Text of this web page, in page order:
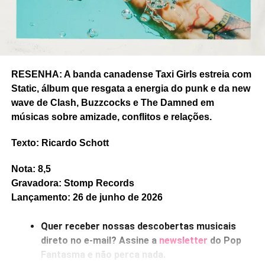
THE MURDER CAPITAL
THEY ARE GUTTING A LOT OF WATER
RESENHA: A banda canadense Taxi Girls estreia com
Static, álbum que resgata a energia do punk e da new
wave de Clash, Buzzcocks e The Damned em
músicas sobre amizade, conflitos e relações.
Texto: Ricardo Schott
Nota: 8,5
Gravadora: Stomp Records
Lançamento: 26 de junho de 2026
Quer receber nossas descobertas musicais
direto no e-mail? Assine a newsletter do Pop
Fantasma e não perca nada.